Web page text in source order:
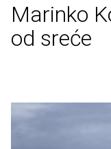
Marinko
od sreće